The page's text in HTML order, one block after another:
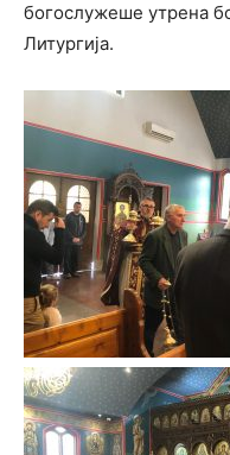
богослужеше утрена
Литургија.